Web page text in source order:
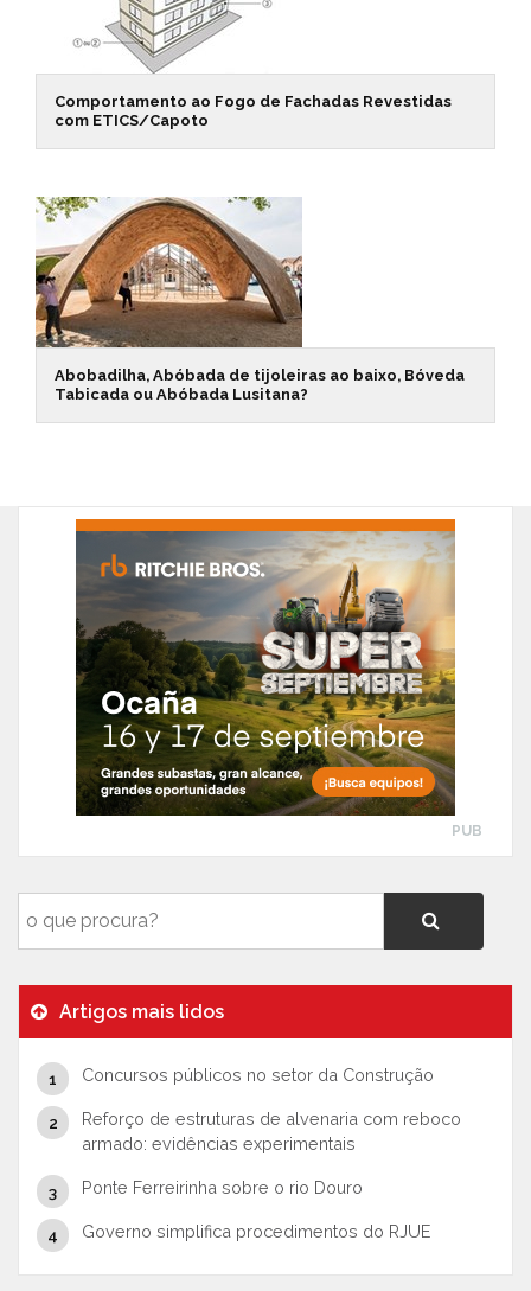
Comportamento ao Fogo de Fachadas Revestidas
com ETICS/Capoto
Abobadilha, Abóbada de tijoleiras ao baixo, Bóveda
Tabicada ou Abóbada Lusitana?
PUB
Artigos mais lidos
Concursos públicos no setor da Construção
Reforço de estruturas de alvenaria com reboco
armado: evidências experimentais
Ponte Ferreirinha sobre o rio Douro
Governo simplifica procedimentos do RJUE